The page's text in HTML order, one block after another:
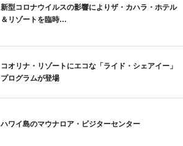
新型コロナウイルスの影響によりザ・カハラ・ホテル
＆リゾートを臨時…
コオリナ・リゾートにエコな「ライド・シェアイー」
プログラムが登場
ハワイ島のマウナロア・ビジターセンター